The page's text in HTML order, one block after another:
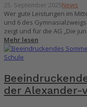
25. September 2025News
Wer gute Leistungen im
und 6 des
zeigt und für die AG „Die
Mehr lesen
der